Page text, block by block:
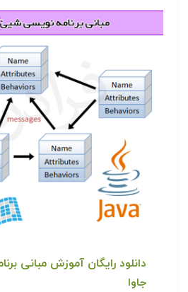
دانلود رایگان آموزش مبانی
جاوا